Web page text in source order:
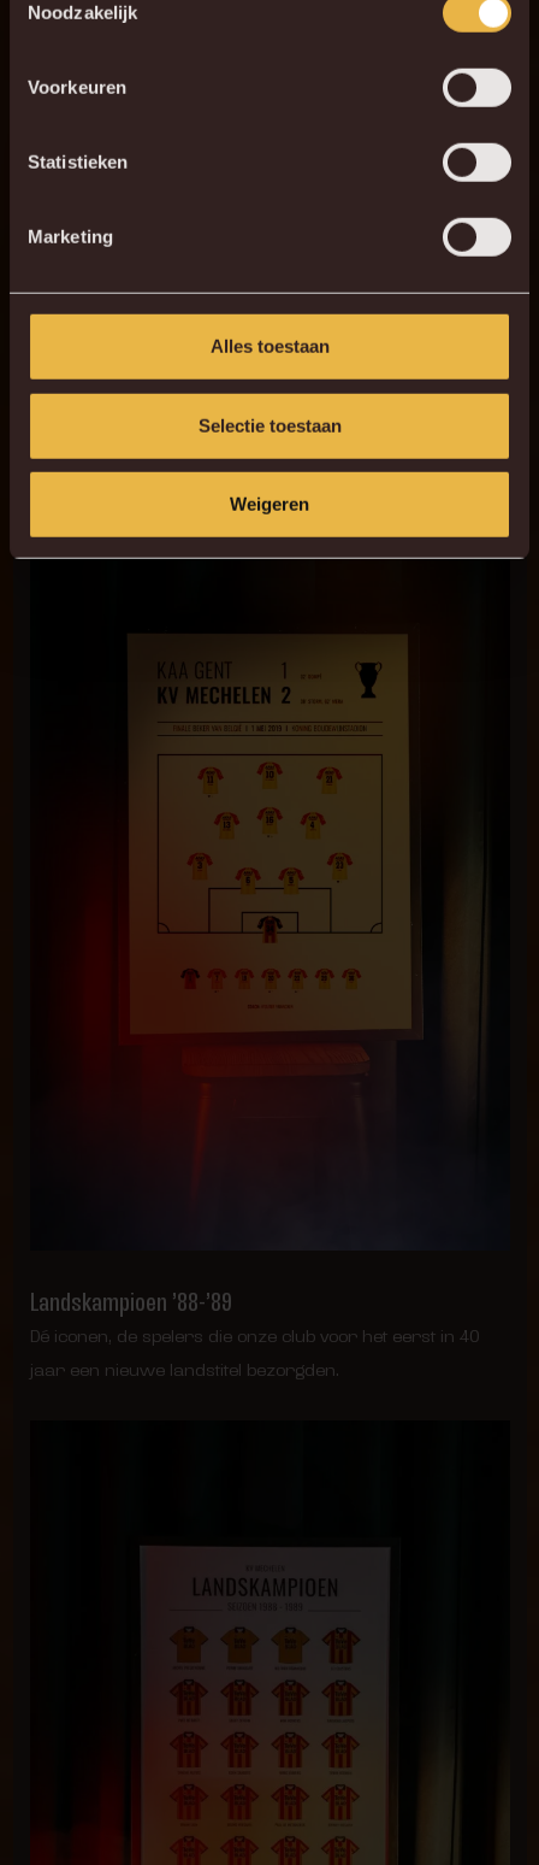
Noodzakelijk
Voorkeuren
Statistieken
Marketing
Alles toestaan
Selectie toestaan
Weigeren
Bekerwinnaars ’19
we als tweedeklasser AA Gent versloegen en de Beker
van België in de trofeeënkast mochten zetten.
Landskampioen ’88-’89
Dé iconen, de spelers die onze club voor het eerst in 40
jaar een nieuwe landstitel bezorgden.